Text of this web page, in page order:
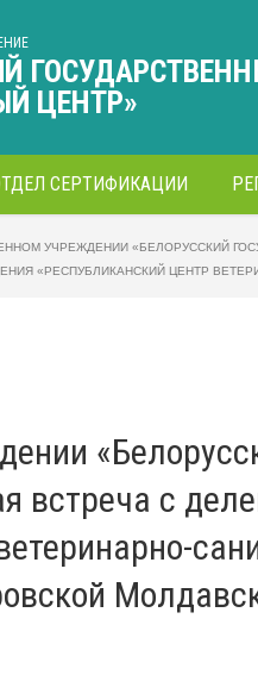
ЦЕНТР»
СЕРТИФИКАЦИИ
УЧРЕЖДЕНИИ «БЕЛОРУССКИЙ
«РЕСПУБЛИКАНСКИЙ ЦЕНТР
встреча с